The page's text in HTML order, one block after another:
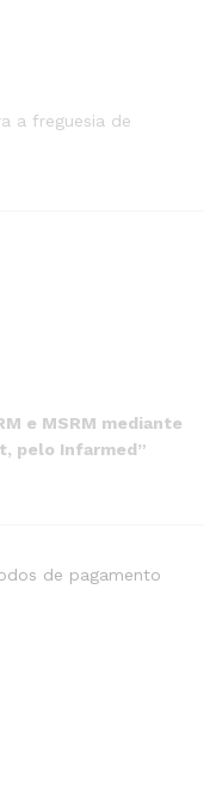
a freguesia de
e MSRM mediante
pelo Infarmed”
de pagamento